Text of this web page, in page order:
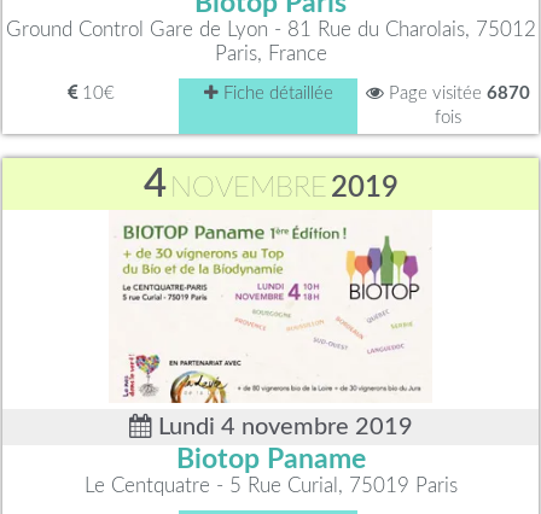
Ground Control Gare de Lyon - 81 Rue du Charolais, 75012
Paris, France
10€ Fiche détaillée Page visitée 6870
fois
4 NOVEMBRE 2019
Lundi 4 novembre 2019
Biotop Paname
Le Centquatre - 5 Rue Curial, 75019 Paris